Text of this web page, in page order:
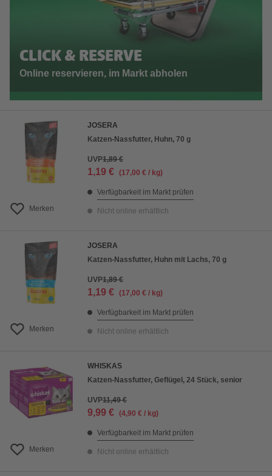
CLICK & RESERVE
Online reservieren, im Markt abholen
Merken
JOSERA
Katzen-Nassfutter, Huhn, 70 g
UVP1,89 €
1,19 € (17,00 € / kg)
Verfügbarkeit im Markt prüfen
Nicht online erhältlich
Merken
JOSERA
Katzen-Nassfutter, Huhn mit Lachs, 70 g
UVP1,89 €
1,19 € (17,00 € / kg)
Verfügbarkeit im Markt prüfen
Nicht online erhältlich
Merken
WHISKAS
Katzen-Nassfutter, Geflügel, 24 Stück, senior
UVP11,49 €
9,99 € (4,90 € / kg)
Verfügbarkeit im Markt prüfen
Nicht online erhältlich